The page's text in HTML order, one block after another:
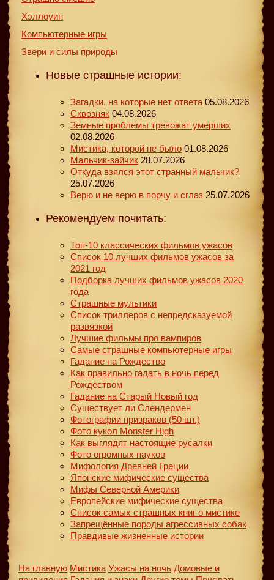
Хэллоуин
Компьютерные игры
Звери и силы природы
Новые страшные истории:
Загадки, на которые нет ответа 05.08.2026
Сквозняк 04.08.2026
Земные проблемы тревожат умерших
02.08.2026
Мистика, которой не было 01.08.2026
Мальчик-зайчик 28.07.2026
Откуда взялся этот странный мальчик?
25.07.2026
Верю и не верю в порчу и сглаз 25.07.2026
Рекомендуем почитать:
Топ-10 классических фильмов ужасов
Список 10 лучших фильмов ужасов за
2021 год
Подборка лучших фильмов ужасов 2020
года
Страшные мультики
Список триллеров с непредсказуемой
развязкой
Лучшие фильмы про вампиров
Самые страшные компьютерные игры
Гадание на Рождество
Как правильно гадать в ночь перед
Рождеством
Гадание на Старый Новый год
Существует ли Слендермен
Фотографии призраков (50 шт.)
Фото кукол Monster High
Как выглядят настоящие русалки
Фото огромных пауков
Мифология Древней Греции
Японские мифические существа
Мифы Северной Америки
Европейские мифические существа
Список самых страшных книг о мистике
Запрещённые породы агрессивных собак
Правдивые жизненные истории
На главную Мистика Ужасы на ночь Домовые и